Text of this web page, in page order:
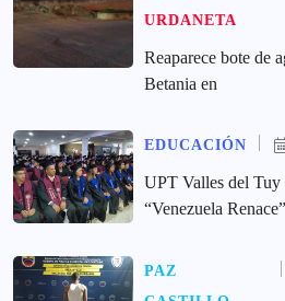
URDANETA
Reaparece bote de
Betania en
EDUCACIÓN
UPT Valles del
“Venezuela Renace”
PAZ